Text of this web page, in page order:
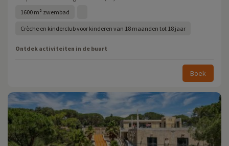
1600 m² zwembad
Crèche en kinderclub voor kinderen van 18 maanden tot 18 jaar
Ontdek activiteiten in de buurt
Boek